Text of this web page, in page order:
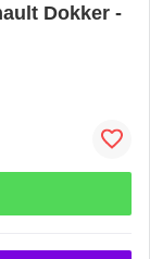
Dokker -